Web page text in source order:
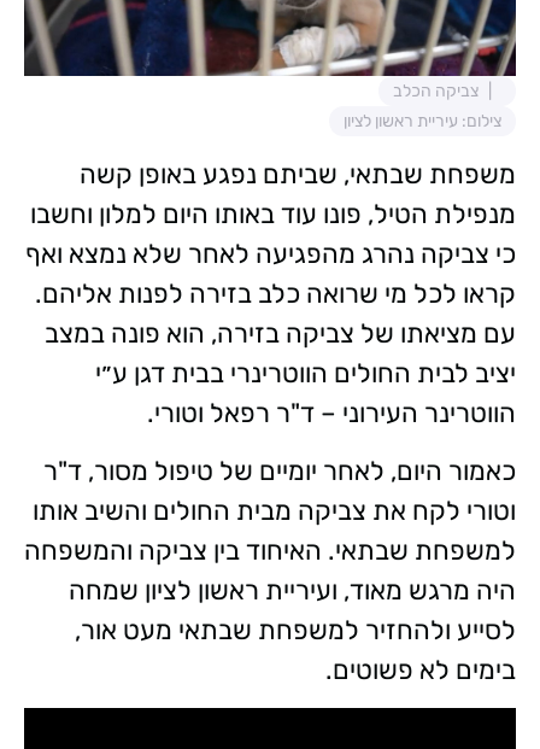
צביקה הכלב
צילום: עיריית ראשון לציון
משפחת שבתאי, שביתם נפגע באופן קשה
מנפילת הטיל, פונו עוד באותו היום למלון וחשבו
כי צביקה נהרג מהפגיעה לאחר שלא נמצא ואף
קראו לכל מי שרואה כלב בזירה לפנות אליהם.
עם מציאתו של צביקה בזירה, הוא פונה במצב
יציב לבית החולים הווטרינרי בבית דגן ע״י
הווטרינר העירוני – ד"ר רפאל וטורי.
כאמור היום, לאחר יומיים של טיפול מסור, ד"ר
וטורי לקח את צביקה מבית החולים והשיב אותו
למשפחת שבתאי. האיחוד בין צביקה והמשפחה
היה מרגש מאוד, ועיריית ראשון לציון שמחה
לסייע ולהחזיר למשפחת שבתאי מעט אור,
בימים לא פשוטים.